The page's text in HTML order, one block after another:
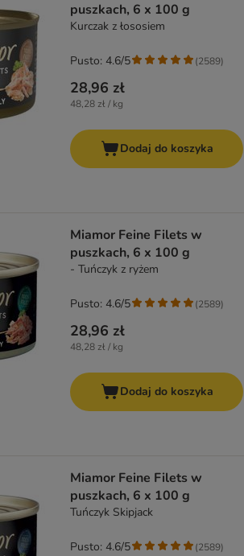
puszkach, 6 x 100 g
Kurczak z łososiem
28,96 zł
48,28 zł / kg
Pusto: 4.6/5 (2589)
Dodaj do koszyka
Miamor Feine Filets w
puszkach, 6 x 100 g
- Tuńczyk z ryżem
28,96 zł
48,28 zł / kg
Pusto: 4.6/5 (2589)
Dodaj do koszyka
Miamor Feine Filets w
puszkach, 6 x 100 g
Tuńczyk Skipjack
Pusto: 4.6/5 (2589)